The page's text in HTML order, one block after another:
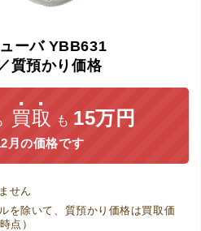
ーバ YBB631
質預かり価格
買取 も 15万円
月の価格です
せん
を除いて、質預かり価格は買取価
点）